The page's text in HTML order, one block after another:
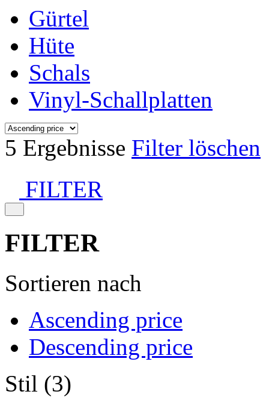
Gürtel
Hüte
Schals
Vinyl-Schallplatten
5 Ergebnisse Filter löschen
FILTER
FILTER
Sortieren nach
Ascending price
Descending price
Stil (3)